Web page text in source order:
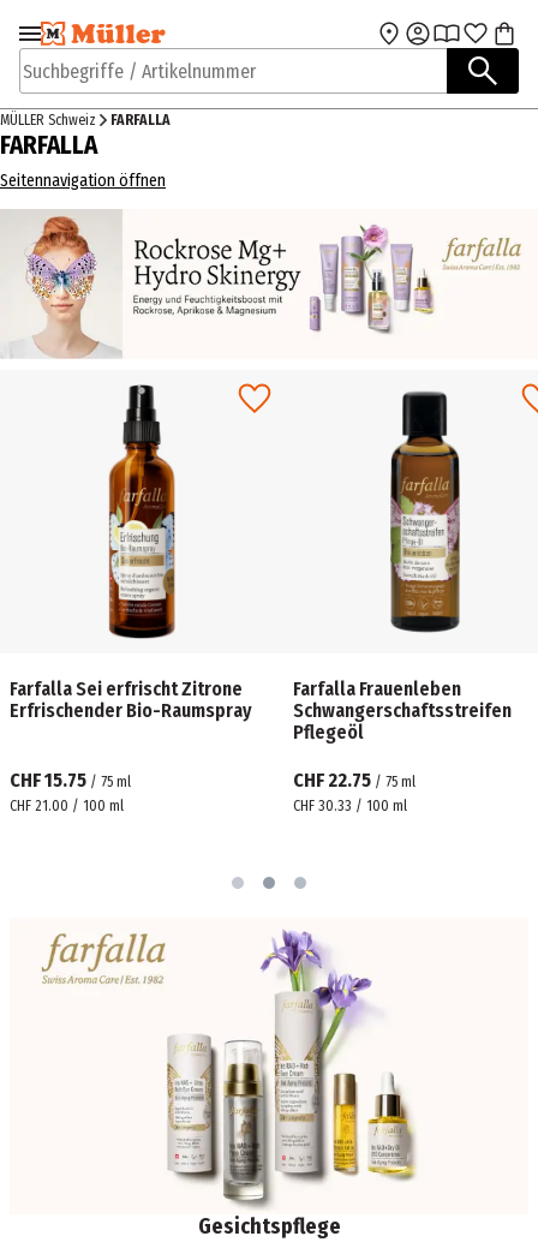
Zur Navigation
springen
Zum Hauptinhalt
Suchbegriffe / Artikelnummer
MÜLLER Schweiz FARFALLA
FARFALLA
Seitennavigation öffnen
Farfalla Sei erfrischt Zitrone
Erfrischender Bio-Raumspray
CHF 15.75 / 75 ml
CHF 21.00 / 100 ml
Farfalla Frauenleben
Schwangerschaftsstreifen
Pflegeöl
CHF 22.75 / 75 ml
CHF 30.33 / 100 ml
Gesichtspflege